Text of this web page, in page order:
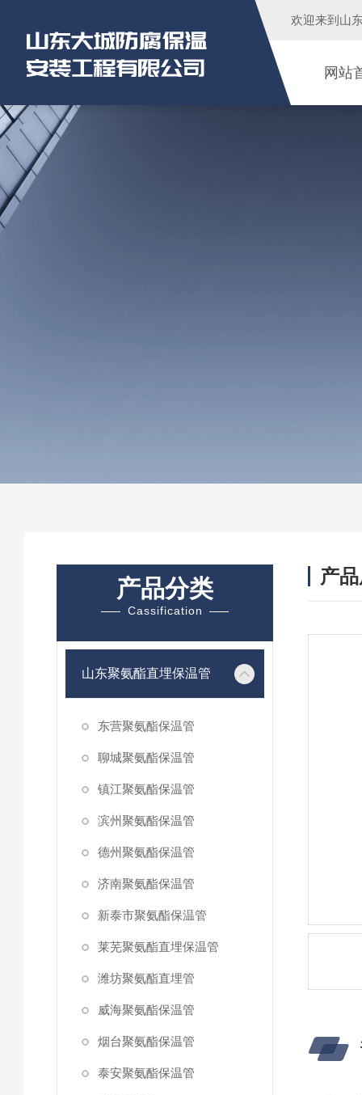
欢迎来到 山
网站
产品分类
Cassification
山东聚氨酯直埋保温管
东营聚氨酯保温管
聊城聚氨酯保温管
镇江聚氨酯保温管
滨州聚氨酯保温管
德州聚氨酯保温管
济南聚氨酯保温管
新泰市聚氨酯保温管
莱芜聚氨酯直埋保温管
潍坊聚氨酯直埋管
威海聚氨酯保温管
烟台聚氨酯保温管
泰安聚氨酯保温管
产